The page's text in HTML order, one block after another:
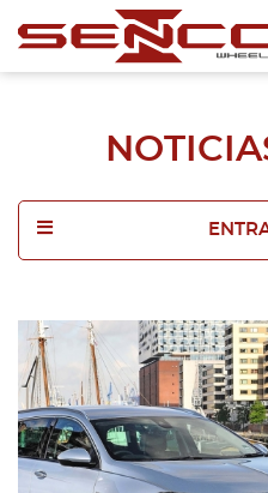
2025
2024
2023
2022